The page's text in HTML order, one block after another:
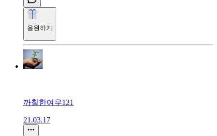
응원하기
까칠한여우121
21.03.17